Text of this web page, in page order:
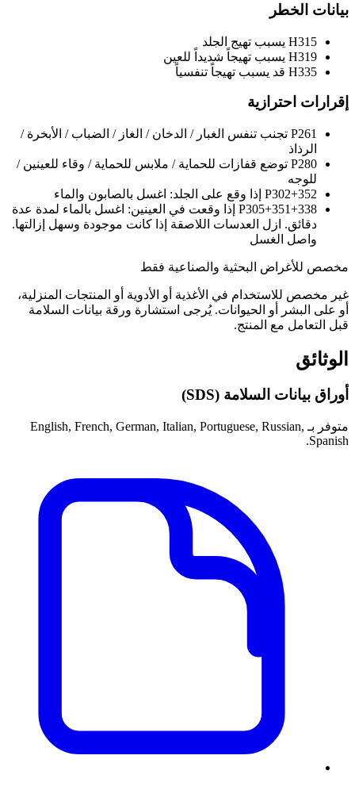
بيانات الخطر
H315 يسبب تهيج الجلد
H319 يسبب تهيجاً شديداً للعين
H335 قد يسبب تهيجاً تنفسياً
إقرارات احترازية
P261 تجنب تنفس الغبار / الدخان / الغاز / الضباب / الأبخرة /
الرذاذ
P280 توضع قفازات للحماية / ملابس للحماية / وقاء للعينين /
للوجه
P302+352 إذا وقع على الجلد: اغسل بالصابون والماء
P305+351+338 إذا وقعت في العينين: اغسل بالماء لمدة عدة
دقائق. ازل العدسات اللاصقة إذا كانت موجودة وسهل إزالتها.
واصل الغسل
مخصص للأغراض البحثية والصناعية فقط
غير مخصص للاستخدام في الأغذية أو الأدوية أو المنتجات المنزلية،
أو على البشر أو الحيوانات. يُرجى استشارة ورقة بيانات السلامة
قبل التعامل مع المنتج.
الوثائق
أوراق بيانات السلامة (SDS)
متوفر بـ English, French, German, Italian, Portuguese, Russian,
Spanish.